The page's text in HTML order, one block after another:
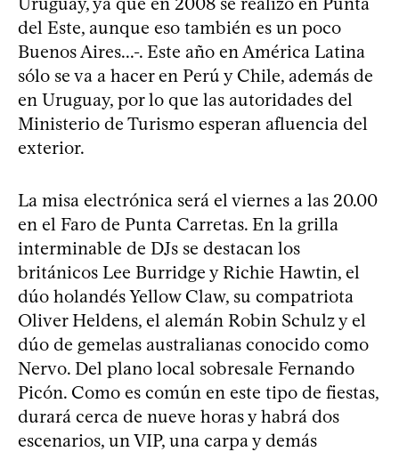
del Este, aunque eso también es un poco
Buenos Aires...-. Este año en América Latina
sólo se va a hacer en Perú y Chile, además de
en Uruguay, por lo que las autoridades del
Ministerio de Turismo esperan afluencia del
exterior.
La misa electrónica será el viernes a las 20.00
en el Faro de Punta Carretas. En la grilla
interminable de DJs se destacan los
británicos Lee Burridge y Richie Hawtin, el
dúo holandés Yellow Claw, su compatriota
Oliver Heldens, el alemán Robin Schulz y el
dúo de gemelas australianas conocido como
Nervo. Del plano local sobresale Fernando
Picón. Como es común en este tipo de fiestas,
durará cerca de nueve horas y habrá dos
escenarios, un VIP, una carpa y demás